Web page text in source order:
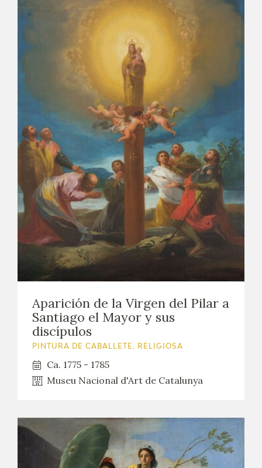
Aparición de la Virgen del Pilar a
Santiago el Mayor y sus
discípulos
PINTURA DE CABALLETE. RELIGIOSA
Ca. 1775 - 1785
Museu Nacional d'Art de Catalunya